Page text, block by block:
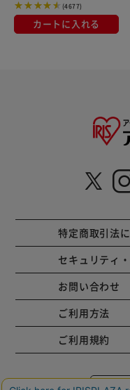
(4677)
カートに入れる
特定商取引法
セキュリティ
お問い合わせ
ご利用方法
ご利用規約